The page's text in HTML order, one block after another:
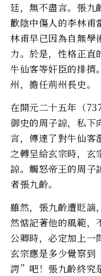
廷，無不盡言。張九
歡陰中傷人的李林甫
林甫早已因為自無學
力。於是，性格正直
牛仙客等奸臣的排擠
州，擔任荊州長史。
在開元二十五年（
御史的周子諒，私下
言，傳達了對牛仙客
之轉呈給玄宗時，玄
諒。觸怒帝王的周子
者張九齡。
雖然，張九齡遭貶謫
然惦記著他的風範，
公卿時，必定加上
玄宗應是多少覺察
諤”吧！張九齡終究